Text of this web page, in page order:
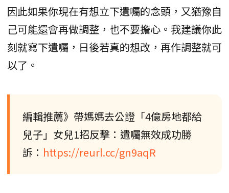
因此如果你現在有想立下遺囑的念頭，又猶豫自
己可能還會再做調整，也不要擔心。我建議你此
刻就寫下遺囑，日後若真的想改，再作調整就可
以了。
編輯推薦》帶媽媽去公證「4億房地都給
兒子」女兒1招反擊：遺囑無效成功勝
訴： https://reurl.cc/gn9aqR